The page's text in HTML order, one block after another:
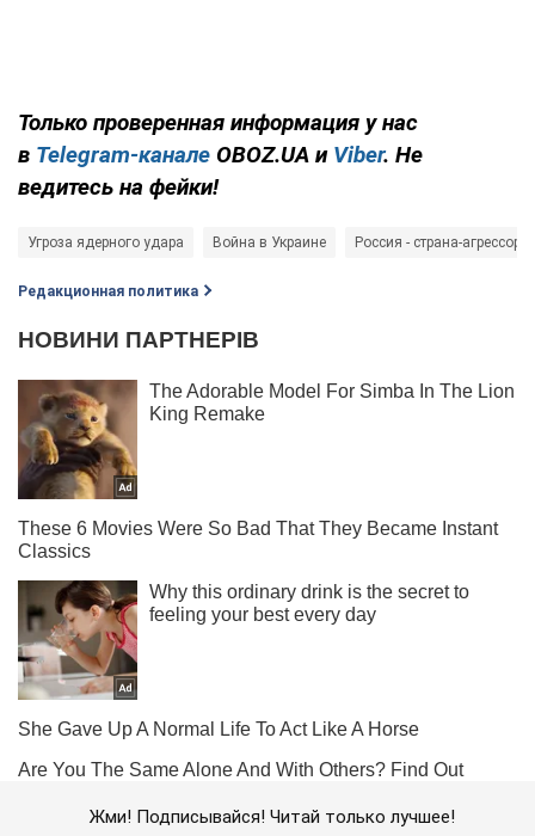
Только проверенная информация у нас
в Telegram-канале OBOZ.UA и Viber. Не
ведитесь на фейки!
Угроза ядерного удара Война в Украине Россия - страна-агрессор
Редакционная политика
Жми! Подписывайся! Читай только лучшее!